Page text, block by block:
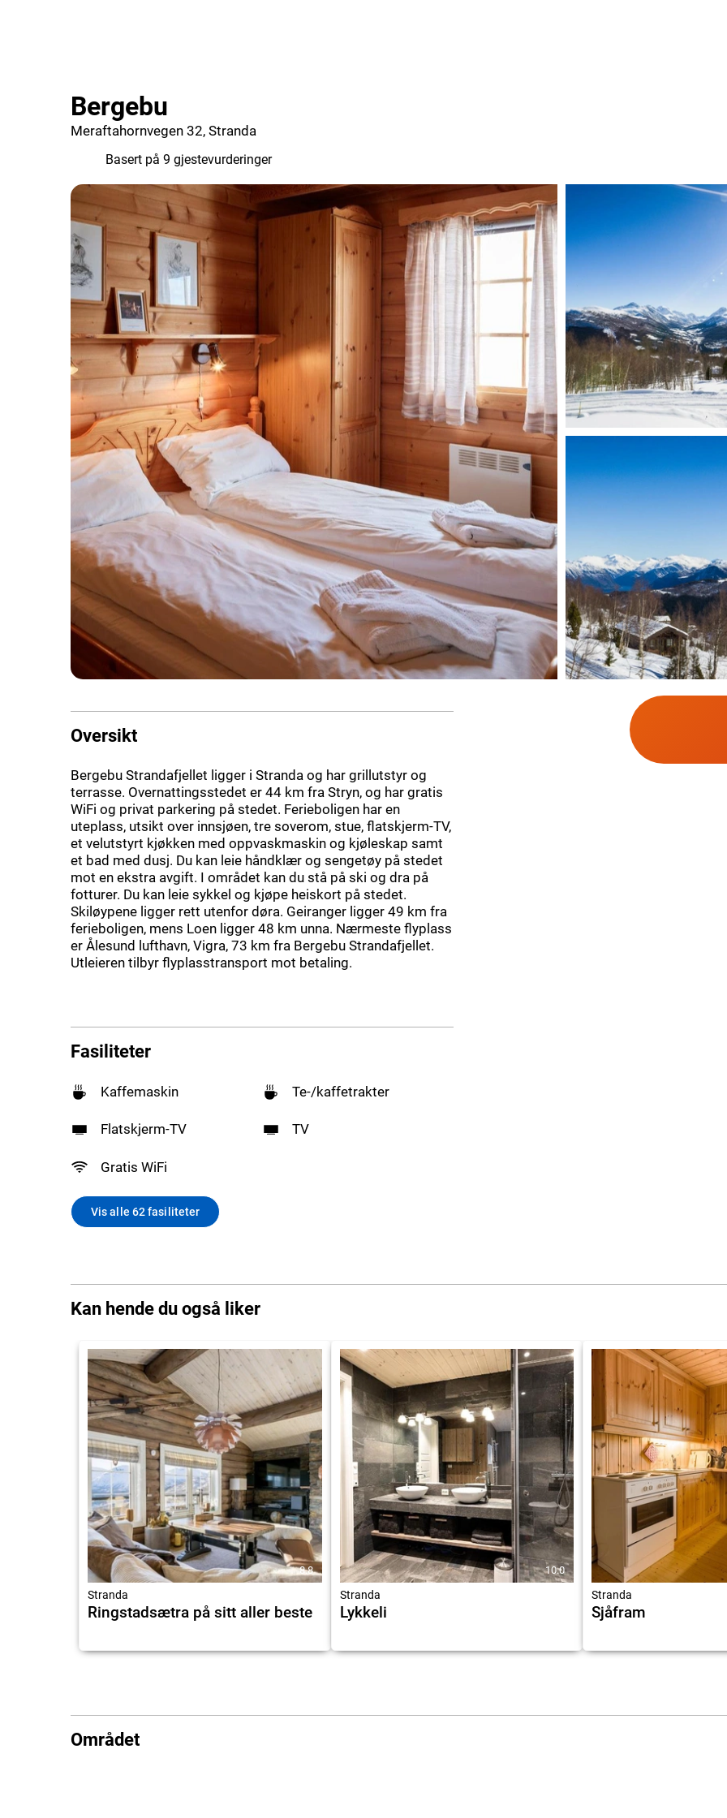
Bergebu
Meraftahornvegen 32, Stranda
Basert på 9 gjestevurderinger
Oversikt
Bergebu Strandafjellet ligger i Stranda og har grillutstyr og
terrasse. Overnattingsstedet er 44 km fra Stryn, og har gratis
WiFi og privat parkering på stedet. Ferieboligen har en
uteplass, utsikt over innsjøen, tre soverom, stue, flatskjerm-TV,
et velutstyrt kjøkken med oppvaskmaskin og kjøleskap samt
et bad med dusj. Du kan leie håndklær og sengetøy på stedet
mot en ekstra avgift. I området kan du stå på ski og dra på
fotturer. Du kan leie sykkel og kjøpe heiskort på stedet.
Skiløypene ligger rett utenfor døra. Geiranger ligger 49 km fra
ferieboligen, mens Loen ligger 48 km unna. Nærmeste flyplass
er Ålesund lufthavn, Vigra, 73 km fra Bergebu Strandafjellet.
Utleieren tilbyr flyplasstransport mot betaling.
Fasiliteter
Kaffemaskin Te-/kaffetrakter
Flatskjerm-TV TV
Gratis WiFi
Vis alle 62 fasiliteter
Kan hende du også liker
8.8
Stranda
Ringstadsætra på sitt aller beste
10.0
Stranda
Lykkeli
Stranda
Sjåfram
Området